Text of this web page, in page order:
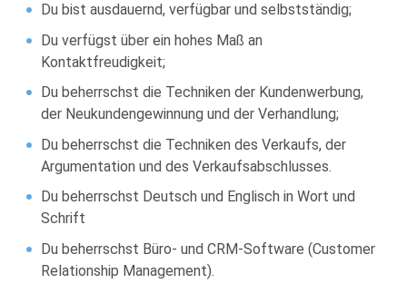
Du bist ausdauernd, verfügbar und selbstständig;
Du verfügst über ein hohes Maß an
Kontaktfreudigkeit;
Du beherrschst die Techniken der Kundenwerbung,
der Neukundengewinnung und der Verhandlung;
Du beherrschst die Techniken des Verkaufs, der
Argumentation und des Verkaufsabschlusses.
Du beherrschst Deutsch und Englisch in Wort und
Schrift
Du beherrschst Büro- und CRM-Software (Customer
Relationship Management).